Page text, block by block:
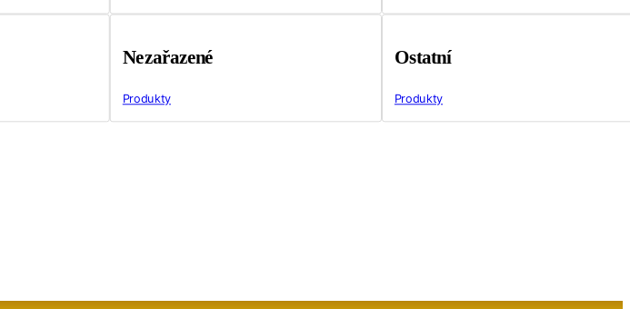
Nezařazené
Produkty
Ostatní
Produkty